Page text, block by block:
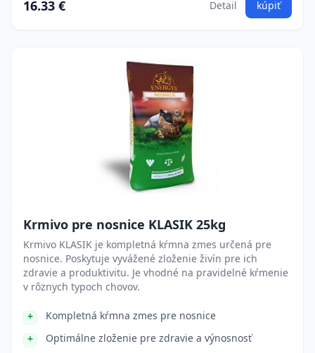
16.33 € Detail kúpiť
Krmivo pre nosnice KLASIK 25kg
Krmivo KLASIK je kompletná kŕmna zmes určená pre
nosnice. Poskytuje vyvážené zloženie živín pre ich
zdravie a produktivitu. Je vhodné na pravidelné kŕmenie
v rôznych typoch chovov.
Kompletná kŕmna zmes pre nosnice
Optimálne zloženie pre zdravie a výnosnosť